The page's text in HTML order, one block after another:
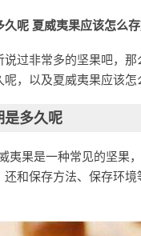
呢 夏威夷果应该怎么
说过非常多的坚果吧，
，以及夏威夷果应该怎
是多久呢
夷果是一种常见的坚果
和保存方法、保存环